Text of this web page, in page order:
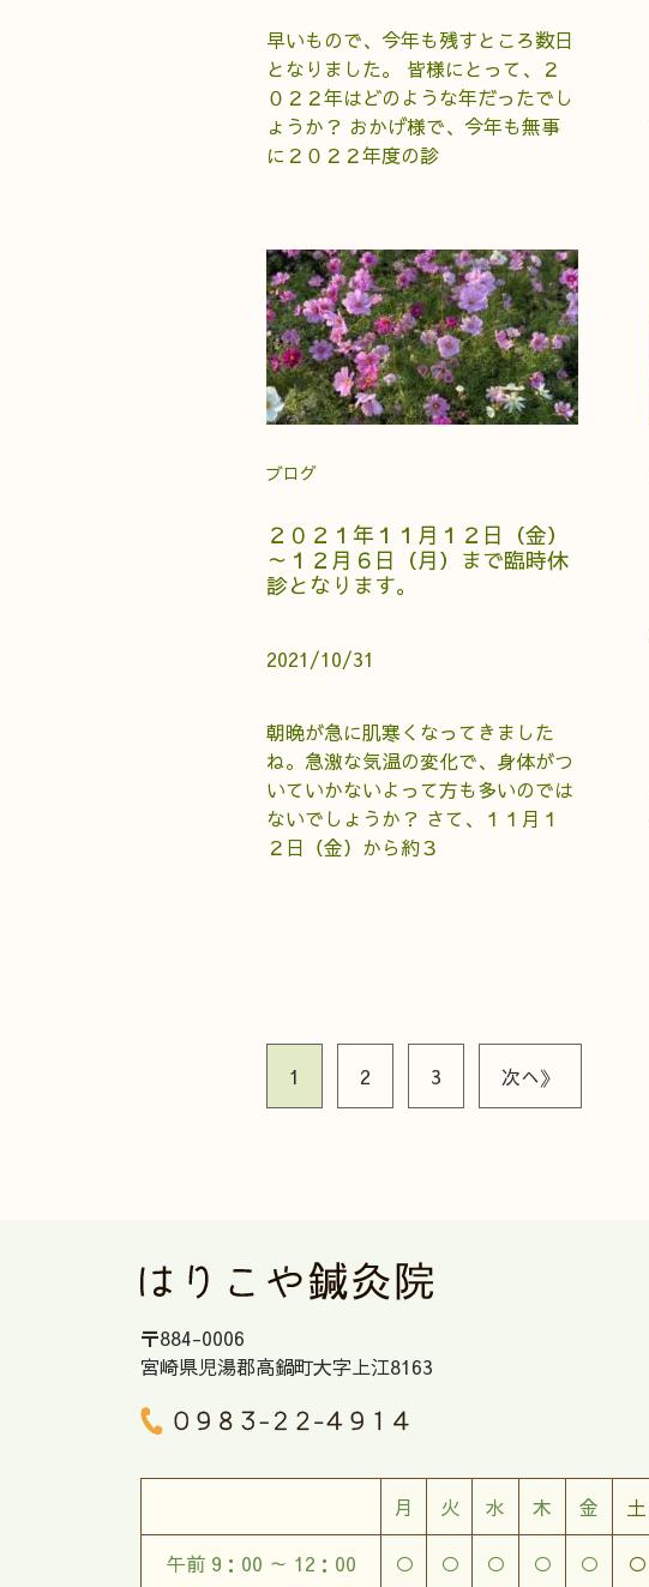
早いもので、今年も残すところ数日
となりました。 皆様にとって、２
０２２年はどのような年だったでし
ょうか？ おかげ様で、今年も無事
に２０２２年度の診
ブログ
２０２１年１１月１２日（金）
～１２月６日（月）まで臨時休
診となります。
2021/10/31
朝晩が急に肌寒くなってきました
ね。急激な気温の変化で、身体がつ
いていかないよって方も多いのでは
ないでしょうか？ さて、１１月１
２日（金）から約３
1 2 3 次へ》
〒884-0006
宮崎県児湯郡高鍋町大字上江8163
月 火 水 木 金 土
午前 9：00 ～ 12：00 ○ ○ ○ ○ ○ ○